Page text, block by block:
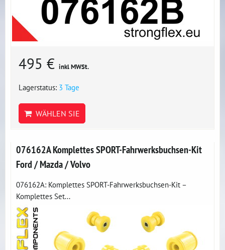
495 € inkl MWSt.
Lagerstatus: 3 Tage
WÄHLEN SIE
076162A Komplettes SPORT-Fahrwerksbuchsen-Kit
Ford / Mazda / Volvo
076162A: Komplettes SPORT-Fahrwerksbuchsen-Kit –
Komplettes Set...